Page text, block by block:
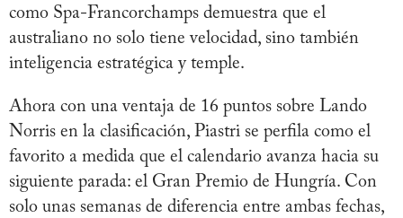
como Spa-Francorchamps demuestra que el
australiano no solo tiene velocidad, sino también
inteligencia estratégica y temple.
Ahora con una ventaja de 16 puntos sobre Lando
Norris en la clasificación, Piastri se perfila como el
favorito a medida que el calendario avanza hacia su
siguiente parada: el Gran Premio de Hungría. Con
solo unas semanas de diferencia entre ambas fechas,